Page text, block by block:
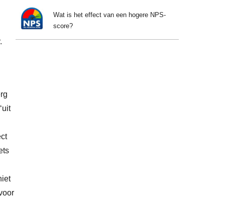
Wat is het effect van een hogere NPS-
score?